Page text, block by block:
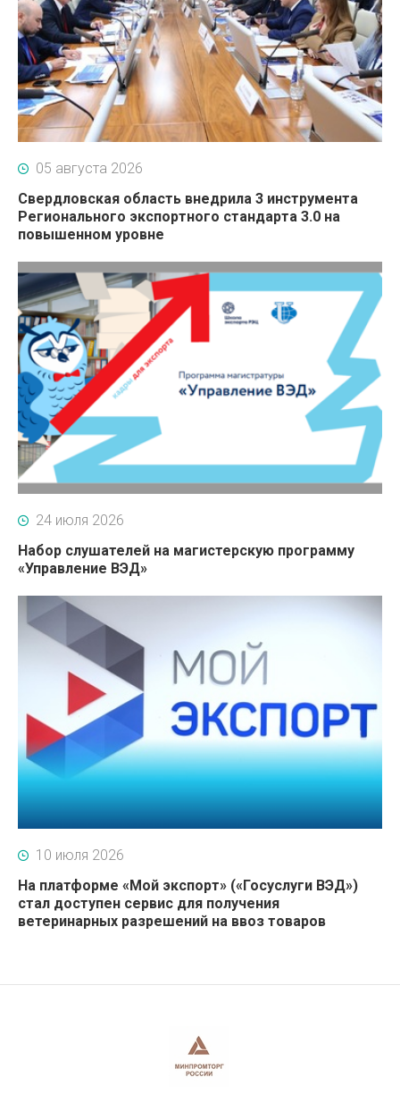
05 августа 2026
Свердловская область внедрила 3 инструмента
Регионального экспортного стандарта 3.0 на
повышенном уровне
24 июля 2026
Набор слушателей на магистерскую программу
«Управление ВЭД»
10 июля 2026
На платформе «Мой экспорт» («Госуслуги ВЭД»)
стал доступен сервис для получения
ветеринарных разрешений на ввоз товаров